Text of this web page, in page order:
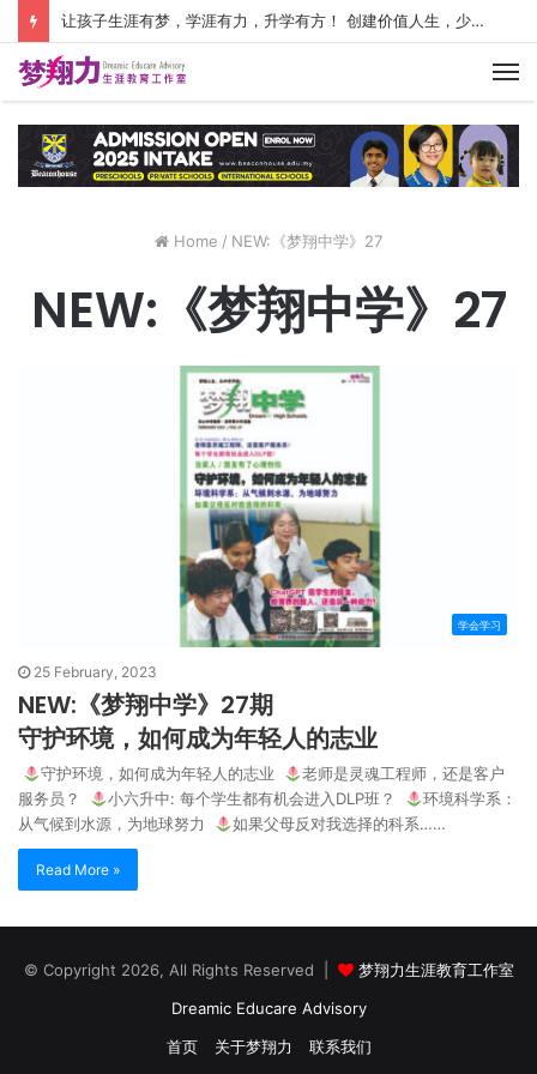
让孩子生涯有梦，学涯有力，升学有方！ 创建价值人生，少走人生弯路！
Home / NEW:《梦翔中学》27
NEW:《梦翔中学》27
学会学习
25 February, 2023
NEW:《梦翔中学》27期
守护环境，如何成为年轻人的志业
守护环境，如何成为年轻人的志业
老师是灵魂工程师，还是客户
服务员？
小六升中: 每个学生都有机会进入DLP班？
环境科学系：
从气候到水源，为地球努力
如果父母反对我选择的科系……
Read More »
© Copyright 2026, All Rights Reserved |
梦翔力生涯教育工作室
Dreamic Educare Advisory
首页
关于梦翔力 联系我们